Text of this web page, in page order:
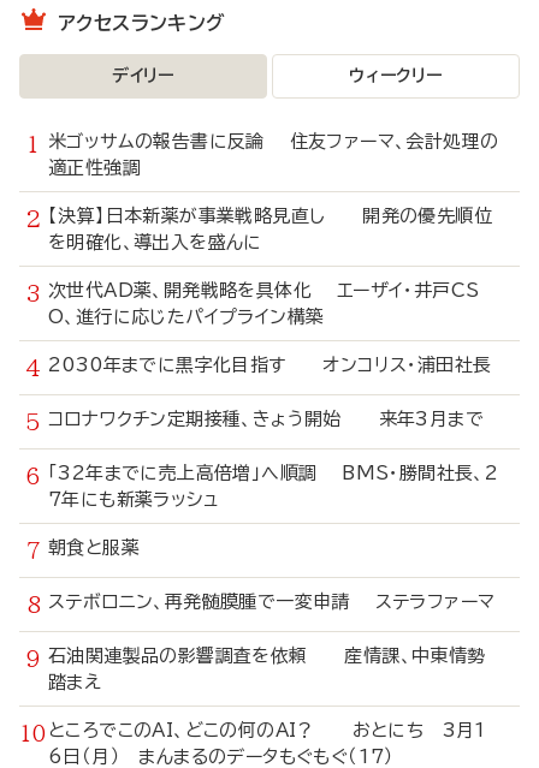
アクセスランキング
デイリー ウィークリー
米ゴッサムの報告書に反論 住友ファーマ、会計処理の
適正性強調
【決算】日本新薬が事業戦略見直し 開発の優先順位
を明確化、導出入を盛んに
次世代AD薬、開発戦略を具体化 エーザイ・井戸CS
O、進行に応じたパイプライン構築
2030年までに黒字化目指す オンコリス・浦田社長
コロナワクチン定期接種、きょう開始 来年3月まで
「32年までに売上高倍増」へ順調 BMS・勝間社長、2
7年にも新薬ラッシュ
朝食と服薬
ステボロニン、再発髄膜腫で一変申請 ステラファーマ
石油関連製品の影響調査を依頼 産情課、中東情勢
踏まえ
ところでこのAI、どこの何のAI？ おとにち 3月1
6日（月） まんまるのデータもぐもぐ（17）